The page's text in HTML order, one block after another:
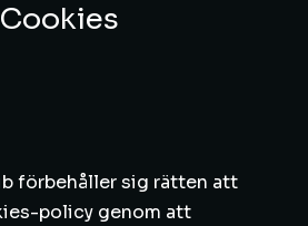
Cookies
förbehåller sig rätten att
policy genom att